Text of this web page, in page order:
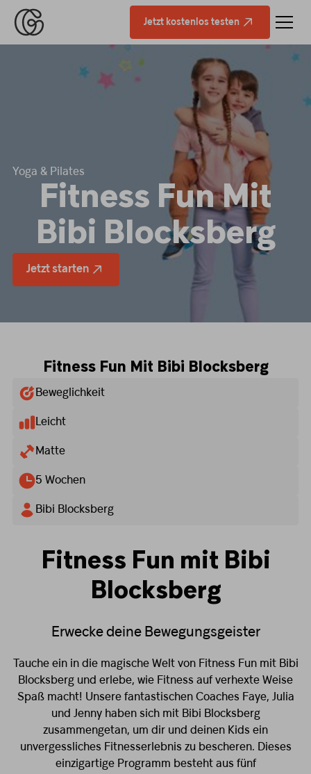
Jetzt kostenlos testen
Yoga & Pilates
Fitness Fun Mit
Bibi Blocksberg
Jetzt starten
Fitness Fun mit Bibi
Blocksberg
Erwecke deine Bewegungsgeister
Tauche ein in die magische Welt von Fitness Fun mit Bibi
Blocksberg und erlebe, wie Fitness auf verhexte Weise
Spaß macht! Unsere fantastischen Coaches Faye, Julia
und Jenny haben sich mit Bibi Blocksberg
zusammengetan, um dir und deinen Kids ein
unvergessliches Fitnesserlebnis zu bescheren. Dieses
einzigartige Programm besteht aus fünf
Fitness Fun Mit Bibi Blocksberg
Beweglichkeit
Leicht
Matte
5 Wochen
Bibi Blocksberg